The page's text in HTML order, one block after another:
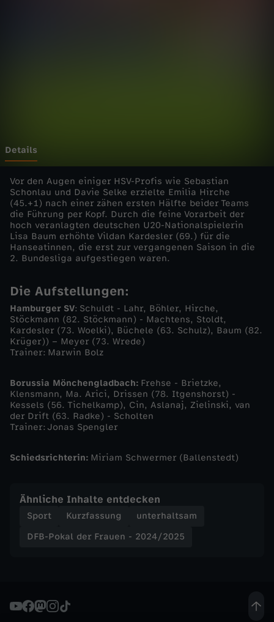
F
r
a
u
n
-
2
0
2
2
0
5
Details
Vor den Augen einiger HSV-Profis wie Sebastian
Schonlau und Davie Selke erzielte Emilia Hirche
(45.+1) nach einer zähen ersten Hälfte beider Teams
die Führung per Kopf. Durch die feine Vorarbeit der
hoch veranlagten deutschen U20-Nationalspielerin
Lisa Baum erhöhte Vildan Kardesler (69.) für die
Hanseatinnen, die erst zur vergangenen Saison in die
2. Bundesliga aufgestiegen waren.
Die Aufstellungen:
Hamburger SV: Schuldt - Lahr, Böhler, Hirche,
Stöckmann (82. Stöckmann) - Machtens, Stoldt,
Kardesler (73. Woelki), Büchele (63. Schulz), Baum (82.
Krüger)) – Meyer (73. Wrede)
Trainer: Marwin Bolz
Borussia Mönchengladbach: Frehse - Brietzke,
Klensmann, Ma. Arici, Drissen (78. Itgenshorst) -
Kessels (56. Tichelkamp), Cin, Aslanaj, Zielinski, van
der Drift (63. Radke) - Scholten
Trainer: Jonas Spengler
Schiedsrichterin: Miriam Schwermer (Ballenstedt)
Ähnliche Inhalte entdecken
Sport Kurzfassung
unterhaltsam
DFB-Pokal der Frauen - 2024/2025